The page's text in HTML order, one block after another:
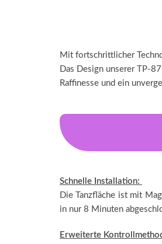
Mit fortschrittlicher
Das Design unserer TP-
Raffinesse und ein
Schnelle Installation:
Die Tanzfläche ist mit
in nur 8 Minuten
Erweiterte